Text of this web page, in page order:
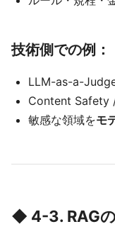
技術側での例：
LLM-as-a-
Content Safety
敏感な領域をモ
◆ 4-3. RAGの